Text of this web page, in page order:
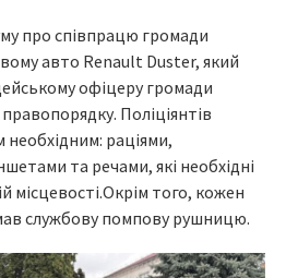
про співпрацю громади
авто Renault Duster, який
офіцеру громади
Поліціянтів
необхідним: раціями,
та речами, які необхідні
місцевості.Окрім того, кожен
службову помпову рушницю.